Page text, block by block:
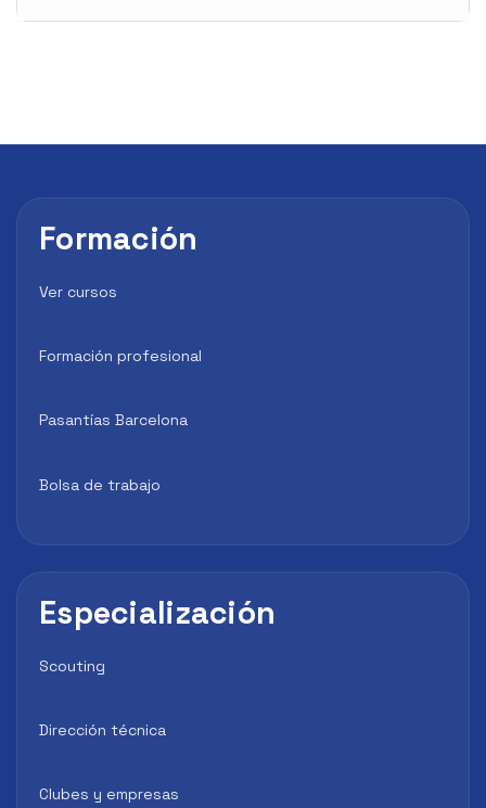
Formación
Ver cursos
Formación profesional
Pasantías Barcelona
Bolsa de trabajo
Especialización
Scouting
Dirección técnica
Clubes y empresas